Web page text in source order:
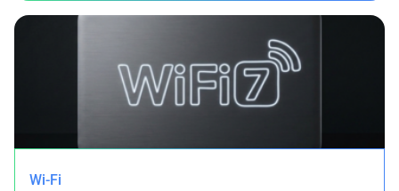
Wi-Fi